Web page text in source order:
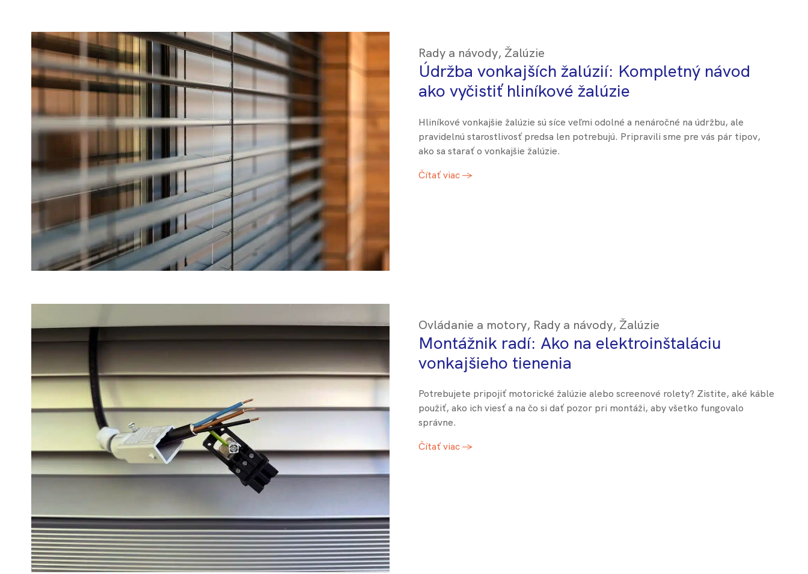
Rady a návody, Žalúzie
Údržba vonkajších žalúzií: Kompletný návod
ako vyčistiť hliníkové žalúzie
Hliníkové vonkajšie žalúzie sú síce veľmi odolné a nenáročné na údržbu, ale
pravidelnú starostlivosť predsa len potrebujú. Pripravili sme pre vás pár tipov,
ako sa starať o vonkajšie žalúzie.
Čítať viac →
Ovládanie a motory, Rady a návody, Žalúzie
Montážnik radí: Ako na elektroinštaláciu
vonkajšieho tienenia
Potrebujete pripojiť motorické žalúzie alebo screenové rolety? Zistite, aké káble
použiť, ako ich viesť a na čo si dať pozor pri montáži, aby všetko fungovalo
správne.
Čítať viac →